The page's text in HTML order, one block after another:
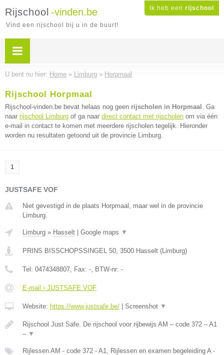
Ik heb een rijschool
Rijschool -vinden.be
Vind een rijschool bij u in de buurt!
U bent nu hier: Home » Limburg » Horpmaal
Rijschool Horpmaal
Rijschool-vinden.be bevat helaas nog geen rijscholen in Horpmaal . Ga
naar rijschool Limburg of ga naar direct contact met rijscholen om via één
e-mail in contact te komen met meerdere rijscholen tegelijk. Hieronder
worden nu resultaten getoond uit de provincie Limburg.
1
JUSTSAFE VOF
Niet gevestigd in de plaats Horpmaal, maar wel in de provincie
Limburg.
Limburg » Hasselt Google maps ▼
PRINS BISSCHOPSSINGEL 50, 3500 Hasselt (Limburg)
Tel: 0474348807, Fax: -, BTW-nr: -
E-mail › JUSTSAFE VOF
Website: https://www.justsafe.be/ Screenshot ▼
Rijschool Just Safe. De rijschool voor rijbewijs AM – code 372 – A1
– ▼
Rijlessen AM - code 372 - A1, Rijlessen en examen begeleiding A -